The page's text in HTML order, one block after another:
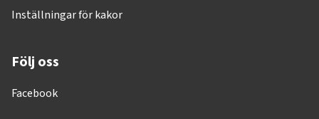
Inställningar för kakor
Följ oss
Facebook